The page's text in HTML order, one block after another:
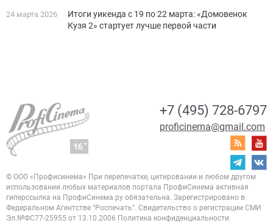
24 марта 2026
Итоги уикенда с 19 по 22 марта: «Домовенок
Кузя 2» стартует лучше первой части
+7 (495) 728-6797
proficinema@gmail.com
© ООО «Профисинема» При перепечатке, цитировании и любом другом
использовании любых материалов портала ПрофиСинема активная
гиперссылка на ПрофиСинема.ру обязательна. Зарегистрировано в
Федеральном Агентстве "Роспечать". Свидетельство о регистрации СМИ
Эл.№ФС77-25955 от 13.10.2006 Политика конфиденциальности